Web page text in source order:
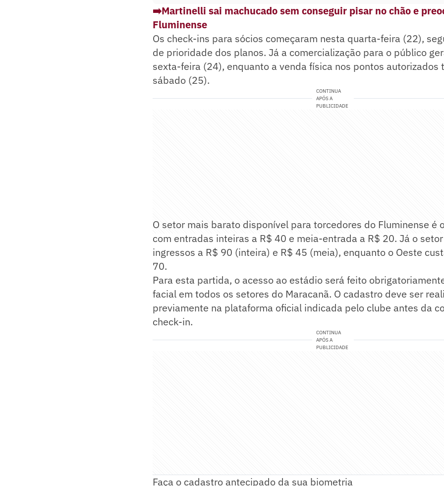
➡️Martinelli sai machucado sem conseguir pisar no chão e
Fluminense
Os check-ins para sócios começaram nesta quarta-feira (22),
de prioridade dos planos. Já a comercialização para o público
sexta-feira (24), enquanto a venda física nos pontos autorizados
sábado (25).
CONTINUA
APÓS A
PUBLICIDADE
O setor mais barato disponível para torcedores do Fluminense é
com entradas inteiras a R$ 40 e meia-entrada a R$ 20. Já o
ingressos a R$ 90 (inteira) e R$ 45 (meia), enquanto o Oeste
70.
Para esta partida, o acesso ao estádio será feito
facial em todos os setores do Maracanã. O cadastro deve ser
previamente na plataforma oficial indicada pelo clube antes da
check-in.
CONTINUA
APÓS A
PUBLICIDADE
Faça o cadastro antecipado da sua biometria